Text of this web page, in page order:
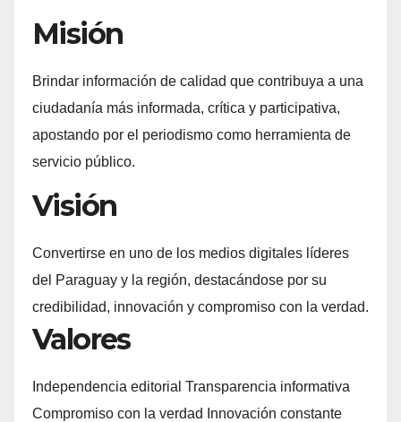
Misión
Brindar información de calidad que contribuya a una
ciudadanía más informada, crítica y participativa,
apostando por el periodismo como herramienta de
servicio público.
Visión
Convertirse en uno de los medios digitales líderes
del Paraguay y la región, destacándose por su
credibilidad, innovación y compromiso con la verdad.
Valores
Independencia editorial Transparencia informativa
Compromiso con la verdad Innovación constante